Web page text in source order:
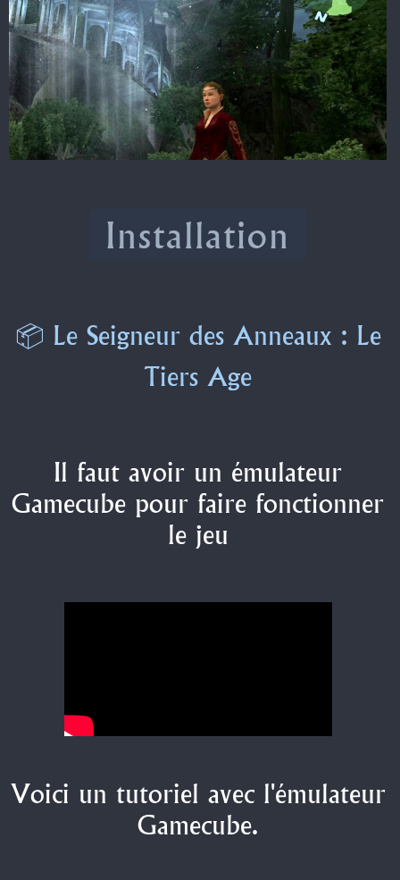
Installation
📦 Le Seigneur des Anneaux : Le
Tiers Age
Il faut avoir un émulateur
Gamecube pour faire fonctionner
le jeu
Voici un tutoriel avec l'émulateur
Gamecube.